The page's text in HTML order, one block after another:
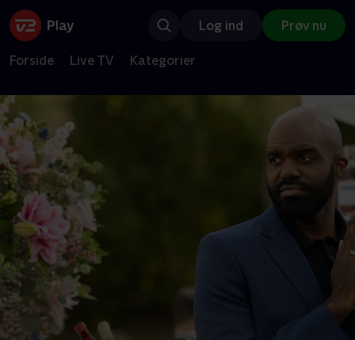
Log ind Prøv nu
Forside Live TV Kategorier